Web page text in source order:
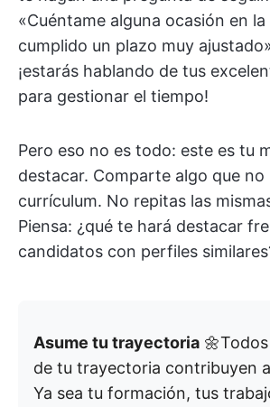
«Cuéntame alguna ocasión en
cumplido un plazo muy
¡estarás hablando de tus
para gestionar el tiempo!
Pero eso no es todo: este es tu
destacar. Comparte algo que no
currículum. No repitas las
Piensa: ¿qué te hará destacar
candidatos con perfiles
Asume tu trayectoria
de tu trayectoria contribuyen
Ya sea tu formación, tus